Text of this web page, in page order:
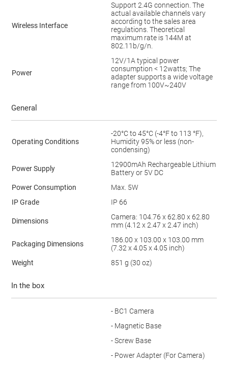
Wireless Interface
Support 2.4G connection. The
actual available channels vary
according to the sales area
regulations. Theoretical
maximum rate is 144M at
802.11b/g/n.
Power
12V/1A typical power
consumption < 12watts; The
adapter supports a wide voltage
range from 100V~240V
General
Operating Conditions
-20°C to 45°C (-4°F to 113 °F),
Humidity 95% or less (non-
condensing)
Power Supply
12900mAh Rechargeable Lithium
Battery or 5V DC
Power Consumption
Max. 5W
IP Grade
IP 66
Dimensions
Camera: 104.76 x 62.80 x 62.80
mm (4.12 x 2.47 x 2.47 inch)
Packaging Dimensions
186.00 x 103.00 x 103.00 mm
(7.32 x 4.05 x 4.05 inch)
Weight
851 g (30 oz)
In the box
- BC1 Camera
- Magnetic Base
- Screw Base
- Power Adapter (For Camera)